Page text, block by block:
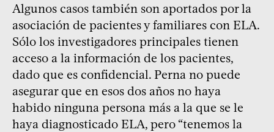
Algunos casos también son aportados por la
asociación de pacientes y familiares con ELA.
Sólo los investigadores principales tienen
acceso a la información de los pacientes,
dado que es confidencial. Perna no puede
asegurar que en esos dos años no haya
habido ninguna persona más a la que se le
haya diagnosticado ELA, pero “tenemos la